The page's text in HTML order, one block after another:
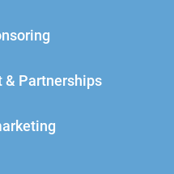
& Partnerships